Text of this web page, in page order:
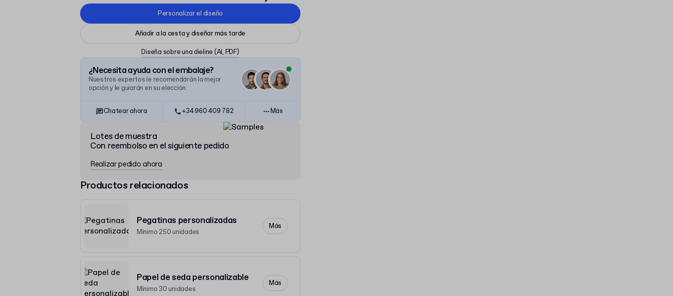
Personalizar el diseño
Diseña sobre una dieline (AI, PDF)
Añadir a la cesta y diseñar más tarde
¿Necesita ayuda con el embalaje?
Nuestros expertos le recomendarán la mejor
opción y le guiarán en su elección.
Chatear ahora +34 960 409 782 Más
Lotes de muestra
Con reembolso en el siguiente pedido
Realizar pedido ahora
Productos relacionados
Pegatinas personalizadas
Mínimo 250 unidades
Más
Papel de seda personalizable
Mínimo 30 unidades
Más